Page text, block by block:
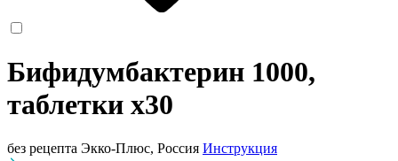
Бифидумбактерин 1000,
таблетки x30
без рецепта Экко-Плюс, Россия Инструкция